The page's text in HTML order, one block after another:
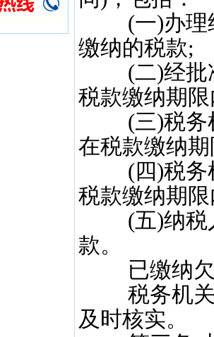
(一)办理纳
缴纳的税款;
(二)经批准
税款缴纳期
(三)税务检
在税款缴纳
(四)税务机
税款缴纳期
(五)纳税人
款。
已缴纳欠
税务机关
及时核实。